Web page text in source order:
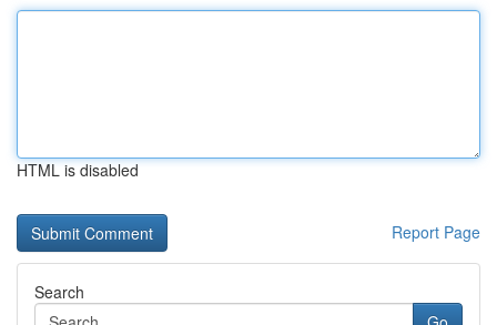
HTML is disabled
Report Page
Search